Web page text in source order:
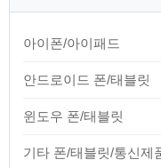
아이폰/아이패드
안드로이드 폰/태블릿
윈도우 폰/태블릿
기타 폰/태블릿/통신제